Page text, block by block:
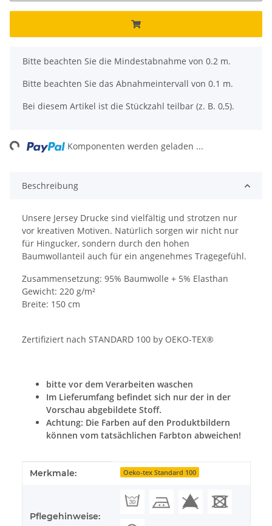
x
Bitte beachten Sie die Mindestabnahme von 0.2 m.
Bitte beachten Sie das Abnahmeintervall von 0.1 m.
Bei diesem Artikel ist die Stückzahl teilbar (z. B. 0,5).
Loading... Komponenten werden geladen ...
Beschreibung
Unsere Jersey Drucke sind vielfältig und strotzen nur
vor kreativen Motiven. Natürlich sorgen wir nicht nur
für Hingucker, sondern durch den hohen
Baumwollanteil auch für ein angenehmes Tragegefühl.
Zusammensetzung: 95% Baumwolle + 5% Elasthan
Gewicht: 220 g/m²
Breite: 150 cm
Zertifiziert nach STANDARD 100 by OEKO-TEX®
bitte vor dem Verarbeiten waschen
Im Lieferumfang befindet sich nur der in der
Vorschau abgebildete Stoff.
Achtung: Die Farben auf den Produktbildern
können vom tatsächlichen Farbton abweichen!
Produkteigenschaft
Wert
Merkmale: Oeko-tex Standard 100
Pflegehinweise: